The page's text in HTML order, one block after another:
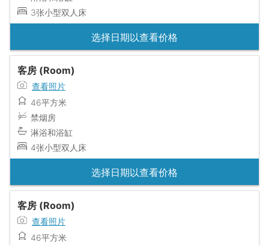
3张小型双人床
选择日期以查看价格
客房 (Room)
查看照片
46平方米
禁烟房
淋浴和浴缸
4张小型双人床
选择日期以查看价格
客房 (Room)
查看照片
46平方米